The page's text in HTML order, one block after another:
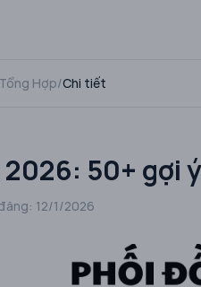
Hợp/Chi tiết
50+ gợi
12/1/2026